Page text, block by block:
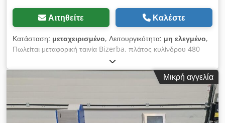
Αιτηθείτε Καλέστε
Κατάσταση: μεταχειρισμένο, Λειτουργικότητα: μη ελεγμένο,
Πωλείται μεταφορική ταινία Bizerba, πλάτος κυλίνδρου 480
mm, μήκος 1500 mm, επέκταση 660 mm, ύψος έως την ταινία
1050 mm. (αρ. 73A) Καθαρή τιμή: 300 ευρώ. Djdeyuqugspfx
Μικρή αγγελία